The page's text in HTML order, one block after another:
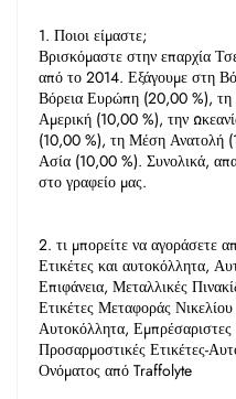
1. Ποιοι είμαστε;
Βρισκόμαστε στην επαρχία
από το 2014. Εξάγουμε στη
Βόρεια Ευρώπη (20,00 %), τη
Αμερική (10,00 %), την
(10,00 %), τη Μέση Ανατολή
Ασία (10,00 %). Συνολικά,
στο γραφείο μας.
2. τι μπορείτε να αγοράσετε
Ετικέτες και αυτοκόλλητα,
Επιφάνεια, Μεταλλικές
Ετικέτες Μεταφοράς Νικελίου
Αυτοκόλλητα, Εμπρέσαριστες
Προσαρμοστικές Ετικέτες-
Ονόματος από Traffolyte